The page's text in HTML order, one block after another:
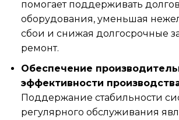
помогает поддерживать
оборудования, уменьшая
сбои и снижая долгосрочные
ремонт.
Обеспечение
эффективности
Поддержание стабильности
регулярного обслуживания